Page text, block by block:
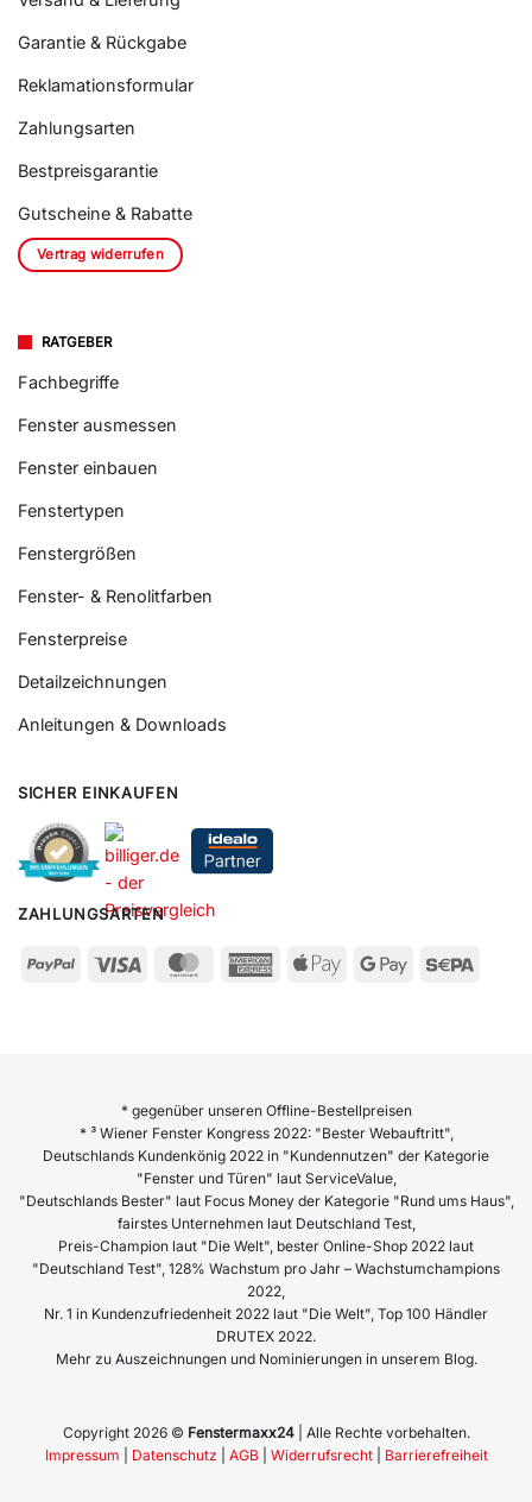
Garantie & Rückgabe
Reklamationsformular
Zahlungsarten
Bestpreisgarantie
Gutscheine & Rabatte
Vertrag widerrufen
RATGEBER
Fachbegriffe
Fenster ausmessen
Fenster einbauen
Fenstertypen
Fenstergrößen
Fenster- & Renolitfarben
Fensterpreise
Detailzeichnungen
Anleitungen & Downloads
SICHER EINKAUFEN
ZAHLUNGSARTEN
* gegenüber unseren Offline-Bestellpreisen
* ³ Wiener Fenster Kongress 2022: "Bester Webauftritt",
Deutschlands Kundenkönig 2022 in "Kundennutzen" der Kategorie
"Fenster und Türen" laut ServiceValue,
"Deutschlands Bester" laut Focus Money der Kategorie "Rund ums Haus",
fairstes Unternehmen laut Deutschland Test,
Preis-Champion laut "Die Welt", bester Online-Shop 2022 laut
"Deutschland Test", 128% Wachstum pro Jahr – Wachstumchampions
2022,
Nr. 1 in Kundenzufriedenheit 2022 laut "Die Welt", Top 100 Händler
DRUTEX 2022.
Mehr zu Auszeichnungen und Nominierungen in unserem Blog.
Copyright 2026 © Fenstermaxx24| Alle Rechte vorbehalten.
Impressum
Datenschutz AGB| Widerrufsrecht| Barrierefreiheit